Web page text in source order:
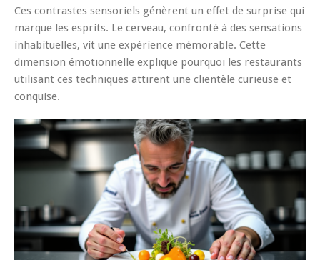
Ces contrastes sensoriels génèrent un effet de surprise qui
marque les esprits. Le cerveau, confronté à des sensations
inhabituelles, vit une expérience mémorable. Cette
dimension émotionnelle explique pourquoi les restaurants
utilisant ces techniques attirent une clientèle curieuse et
conquise.